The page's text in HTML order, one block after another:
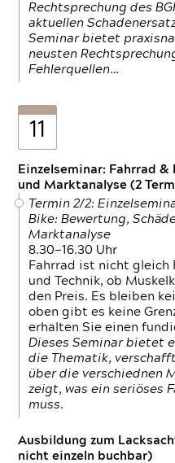
Rechtsprechung des
aktuellen
Seminar bietet
neusten
Fehlerquellen…
11
Einzelseminar: Fahrrad &
und Marktanalyse (2
Termin 2/2:
Bike: Bewertung,
Marktanalyse
8.30—16.30 Uhr
Fahrrad ist nicht gleich
und Technik, ob
den Preis. Es bleiben
oben gibt es keine
erhalten Sie einen
Dieses Seminar bietet
die Thematik,
über die verschiednen
zeigt, was ein seriöses
muss.
Ausbildung zum
nicht einzeln buchbar)